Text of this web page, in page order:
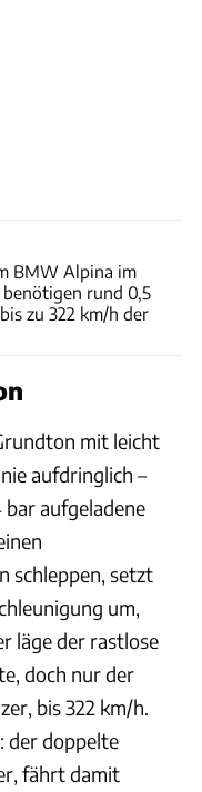
BMW Alpina im
rund 0,5
zu 322 km/h der
mit leicht
aufdringlich –
bar aufgeladene
schleppen, setzt
um,
läge der rastlose
doch nur der
bis 322 km/h.
der doppelte
fährt damit